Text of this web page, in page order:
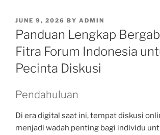
POSTED
ON
JUNE 9, 2026 BY ADMIN
Panduan Lengkap
Fitra Forum Indonesia
Pecinta Diskusi
Pendahuluan
Di era digital saat ini, tempat diskusi
menjadi wadah penting bagi individu